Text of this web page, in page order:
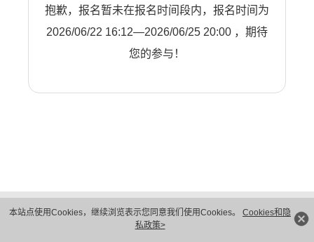
本站点使用Cookies，继续浏览表示您同意我们使用Cookies。 Cookies和隐
私政策>
抱歉，报名暂未在报名时间段内，报名时间为
2026/06/22 16:12—2026/06/25 20:00 ，期待
您的参与！
隐私保护
法律声明